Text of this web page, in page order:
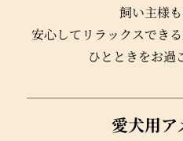
飼い主様も
安心してリラックスできる
ひとときをお過
愛犬用ア